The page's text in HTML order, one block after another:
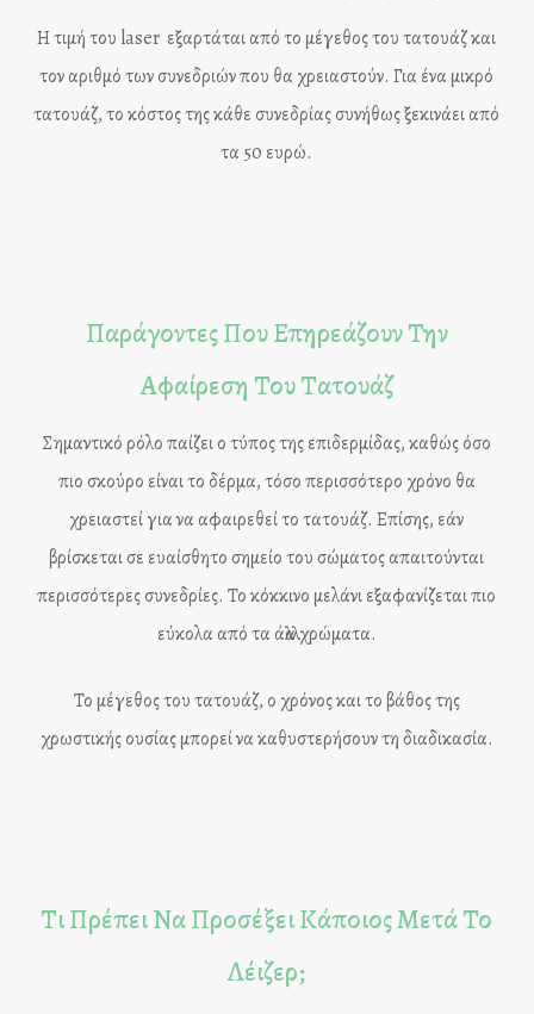
Η τιμή του laser εξαρτάται από το μέγεθος του τατουάζ και
τον αριθμό των συνεδριών που θα χρειαστούν. Για ένα μικρό
τατουάζ, το κόστος της κάθε συνεδρίας συνήθως ξεκινάει από
τα 50 ευρώ.
Παράγοντες Που Επηρεάζουν Την
Αφαίρεση Του Τατουάζ
Σημαντικό ρόλο παίζει ο τύπος της επιδερμίδας, καθώς όσο
πιο σκούρο είναι το δέρμα, τόσο περισσότερο χρόνο θα
χρειαστεί για να αφαιρεθεί το τατουάζ. Επίσης, εάν
βρίσκεται σε ευαίσθητο σημείο του σώματος απαιτούνται
περισσότερες συνεδρίες. Το κόκκινο μελάνι εξαφανίζεται πιο
εύκολα από τα άλλα χρώματα.
Το μέγεθος του τατουάζ, ο χρόνος και το βάθος της
χρωστικής ουσίας μπορεί να καθυστερήσουν τη διαδικασία.
Τι Πρέπει Να Προσέξει Κάποιος Μετά Το
Λέιζερ;